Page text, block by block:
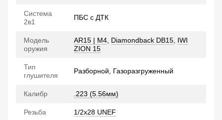
Система
2в1
ПБС с ДТК
Модель
оружия
AR15 | M4 Diamondback DB15 IWI
ZION 15
Тип
глушителя
Разборной, Газоразгруженный
Калибр .223 (5.56мм)
Резьба 1/2x28 UNEF